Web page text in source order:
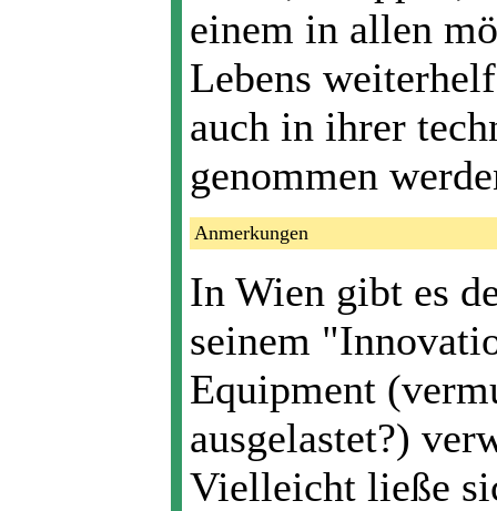
einem in allen
Lebens
auch in ihrer
genommen
Anmerkungen
In Wien gibt es
seinem
Equipment
ausgelastet?)
Vielleicht ließe